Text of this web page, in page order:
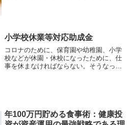
小学校休業等対応助成金
コロナのために、保育園や幼稚園、小学
校などが休園・休校になったために、仕
事を休まなければならない。そうなった
年100万円貯める食事術：健康投